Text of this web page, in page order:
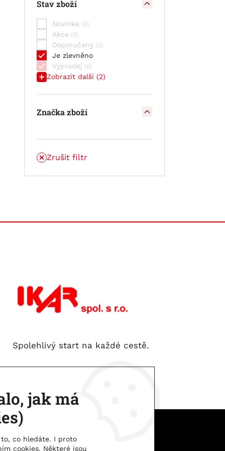
STAND BY BULL CELL OPzV -
článek
STAND BY BULL CELL VLIES SCV
Stav zboží
Novinka
Akce
Doporučený
Je zlevněno
Výprodej
Zobrazit další (2)
Značka zboží
Zrušit filtr
Spolehlivý start na každé cestě.
jak má
co hledáte. I proto
cookies. Některé jsou